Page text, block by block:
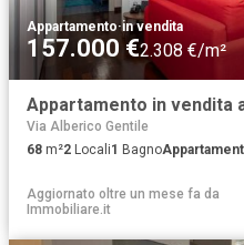
Appartamento·in vendita
157.000 €2.308 €/m²
Appartamento in vendita
Via Alberico Gentile
68 m²2 Locali1 Bagno
Aggiornato oltre un mese fa da
Immobiliare.it